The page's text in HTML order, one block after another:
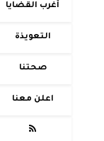
أغرب القضايا
التعويذة
صحتنا
اعلن معنا
